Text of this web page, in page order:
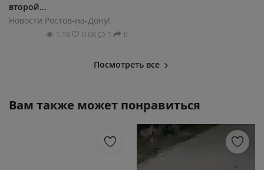
второй...
Новости Ростов-на-Дону!
1.1К 0.0К 1 0
Посмотреть все
Вам также может понравиться